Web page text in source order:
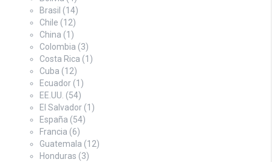
Brasil (14)
Chile (12)
China (1)
Colombia (3)
Costa Rica (1)
Cuba (12)
Ecuador (1)
EE.UU. (54)
El Salvador (1)
España (54)
Francia (6)
Guatemala (12)
Honduras (3)